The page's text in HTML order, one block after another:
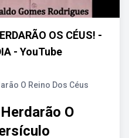
OS CÉUS! -
- YouTube
O Reino Dos Céus
O